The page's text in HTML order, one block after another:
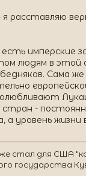
расставляю
людям в
бедняков.
стран -
уровень жизни
стал для США
государства